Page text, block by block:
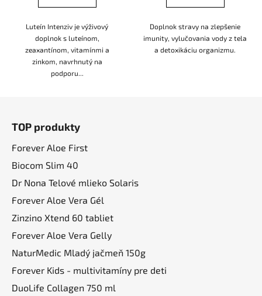
Luteín Intenziv je výživový
doplnok s luteínom,
zeaxantínom, vitamínmi a
zinkom, navrhnutý na
podporu...
Doplnok stravy na zlepšenie
imunity, vylučovania vody z tela
a detoxikáciu organizmu.
TOP produkty
Forever Aloe First
Biocom Slim 40
Dr Nona Telové mlieko Solaris
Forever Aloe Vera Gél
Zinzino Xtend 60 tabliet
Forever Aloe Vera Gelly
NaturMedic Mladý jačmeň 150g
Forever Kids - multivitamíny pre deti
DuoLife Collagen 750 ml